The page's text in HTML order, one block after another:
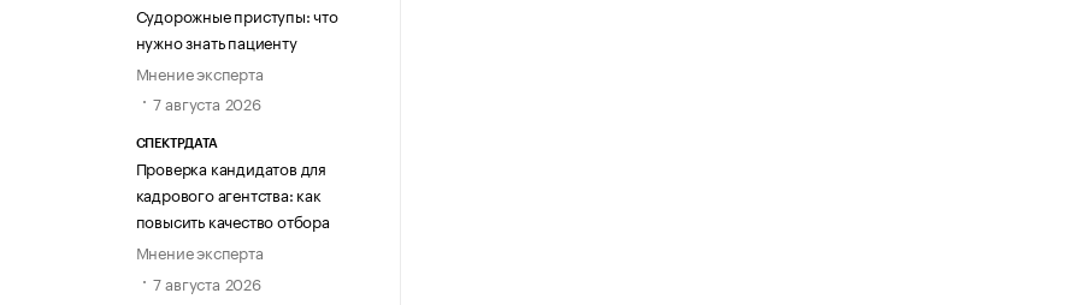
Судорожные приступы: что
нужно знать пациенту
Мнение эксперта
7 августа 2026
СПЕКТРДАТА
Проверка кандидатов для
кадрового агентства: как
повысить качество отбора
Мнение эксперта
7 августа 2026